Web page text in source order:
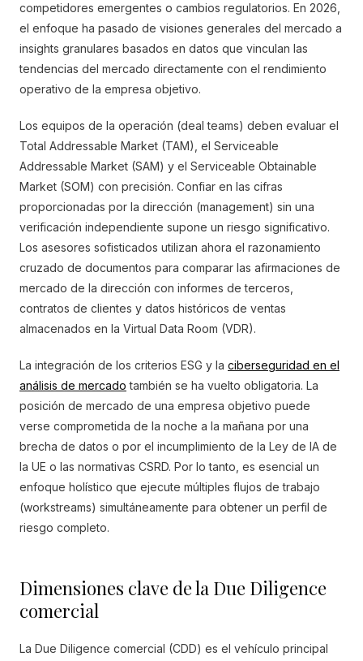
competidores emergentes o cambios regulatorios. En 2026,
el enfoque ha pasado de visiones generales del mercado a
insights granulares basados en datos que vinculan las
tendencias del mercado directamente con el rendimiento
operativo de la empresa objetivo.
Los equipos de la operación (deal teams) deben evaluar el
Total Addressable Market (TAM), el Serviceable
Addressable Market (SAM) y el Serviceable Obtainable
Market (SOM) con precisión. Confiar en las cifras
proporcionadas por la dirección (management) sin una
verificación independiente supone un riesgo significativo.
Los asesores sofisticados utilizan ahora el razonamiento
cruzado de documentos para comparar las afirmaciones de
mercado de la dirección con informes de terceros,
contratos de clientes y datos históricos de ventas
almacenados en la Virtual Data Room (VDR).
La integración de los criterios ESG y la ciberseguridad en el
análisis de mercado también se ha vuelto obligatoria. La
posición de mercado de una empresa objetivo puede
verse comprometida de la noche a la mañana por una
brecha de datos o por el incumplimiento de la Ley de IA de
la UE o las normativas CSRD. Por lo tanto, es esencial un
enfoque holístico que ejecute múltiples flujos de trabajo
(workstreams) simultáneamente para obtener un perfil de
riesgo completo.
Dimensiones clave de la Due Diligence
comercial
La Due Diligence comercial (CDD) es el vehículo principal